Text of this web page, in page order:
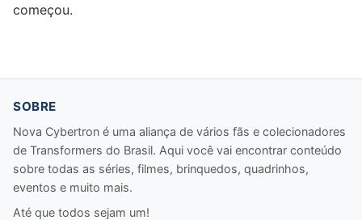
começou.
SOBRE
Nova Cybertron é uma aliança de vários fãs e colecionadores
de Transformers do Brasil. Aqui você vai encontrar conteúdo
sobre todas as séries, filmes, brinquedos, quadrinhos,
eventos e muito mais.
Até que todos sejam um!